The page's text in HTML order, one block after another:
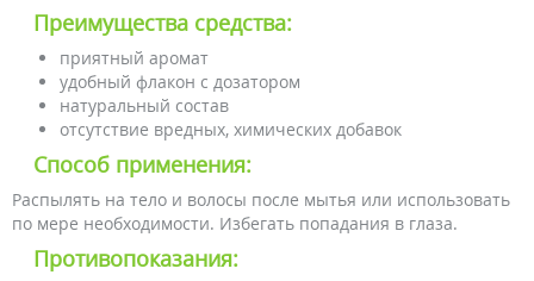
Преимущества средства:
приятный аромат
удобный флакон с дозатором
натуральный состав
отсутствие вредных, химических добавок
Способ применения:
Распылять на тело и волосы после мытья или использовать
по мере необходимости. Избегать попадания в глаза.
Противопоказания: